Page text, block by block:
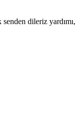
dileriz yardımı,